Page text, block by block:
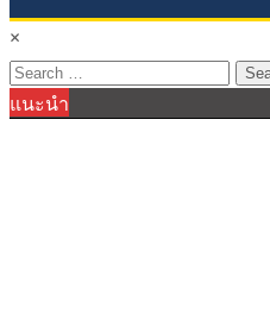
×
Search
for:
แนะนำ